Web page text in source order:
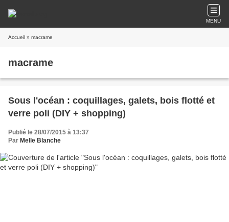
MENU
Accueil » macrame
macrame
Sous l'océan : coquillages, galets, bois flotté et
verre poli (DIY + shopping)
Publié le 28/07/2015 à 13:37
Par Melle Blanche